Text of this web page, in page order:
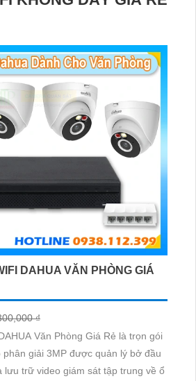
DAHUA VĂN PHÒNG GIÁ
₫
Văn Phòng Giá Rẻ là trọn gói
giải 3MP được quản lý bở đầu
lưu trữ video giám sát tập trung về ổ